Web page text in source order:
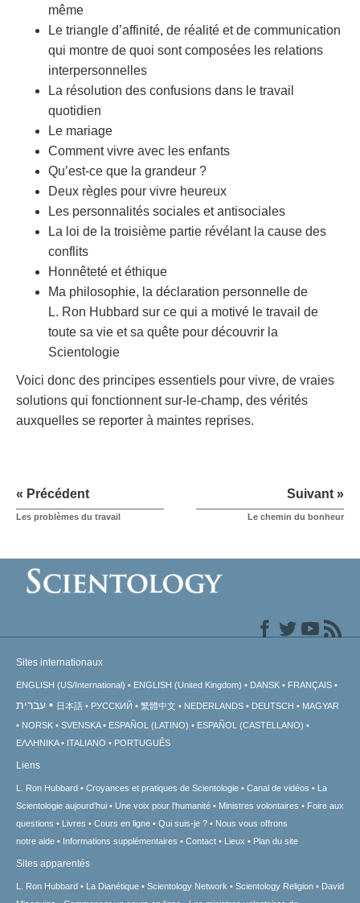
même
Le triangle d’affinité, de réalité et de communication
qui montre de quoi sont composées les relations
interpersonnelles
La résolution des confusions dans le travail
quotidien
Le mariage
Comment vivre avec les enfants
Qu’est-ce que la grandeur ?
Deux règles pour vivre heureux
Les personnalités sociales et antisociales
La loi de la troisième partie révélant la cause des
conflits
Honnêteté et éthique
Ma philosophie, la déclaration personnelle de
L. Ron Hubbard sur ce qui a motivé le travail de
toute sa vie et sa quête pour découvrir la
Scientologie
Voici donc des principes essentiels pour vivre, de vraies
solutions qui fonctionnent sur-le-champ, des vérités
auxquelles se reporter à maintes reprises.
« Précédent
Les problèmes du travail
Suivant »
Le chemin du bonheur
Sites internationaux
ENGLISH (US/International) ENGLISH (United Kingdom) DANSK FRANÇAIS
עברית 日本語 РУССКИЙ 繁體中文 NEDERLANDS DEUTSCH
MAGYAR
NORSK
SVENSKA ESPAÑOL (LATINO)
ESPAÑOL (CASTELLANO)
ΕΛΛΗΝΙΚA
ITALIANO PORTUGUÊS
Liens
L. Ron Hubbard Croyances et pratiques de Scientologie Canal de vidéos
La
Scientologie aujourd’hui
Une voix pour l’humanité Ministres volontaires
Foire aux
questions
Livres Cours en ligne Qui suis-je ?
Nous vous offrons
notre aide
Informations supplémentaires Contact Lieux Plan du site
Sites apparentés
L. Ron Hubbard La Dianétique Scientology Network Scientology Religion
David